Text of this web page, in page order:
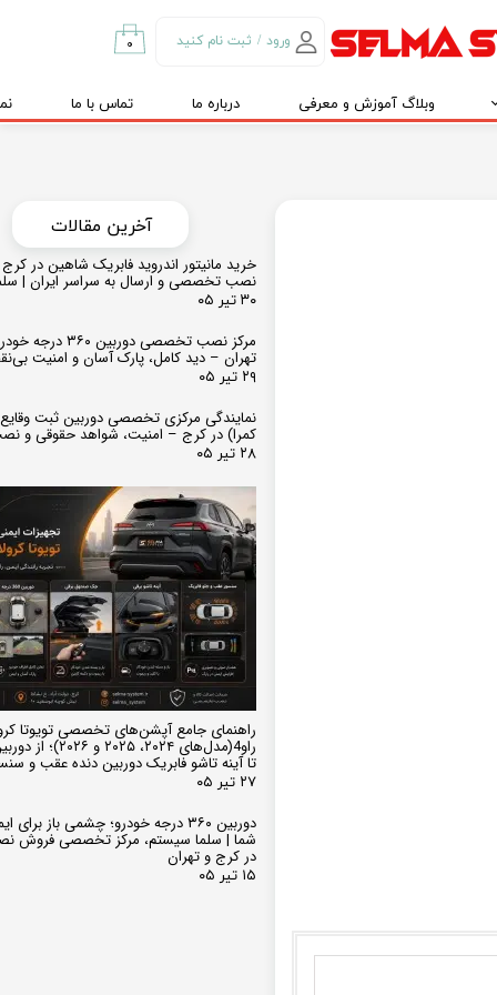
ورود / ثبت نام کنید
تغییر گذر واژه
۰
وبلاگ آموزش و معرفی درباره ما تماس با ما
خرید مانیتور اندروید فابریک شاهین در
نصب تخصصی و ارسال به سراسر ایران |
۳۰ تیر ۰۵
مرکز نصب تخصصی
تهران – دید کامل، پارک آسان و امنیت
۲۹ تیر ۰۵
نمایندگی مرکزی تخصصی دوربین ثبت
کمرا) در کرج – امنیت، شواهد حقوقی و
۲۸ تیر ۰۵
راهنمای جامع آپشن‌های تخصصی تویوتا
تا آینه تاشو فابریک دوربین دنده عقب و
۲۷ تیر ۰۵
دوربین ۳۶۰ درجه خودرو؛ چشمی باز
شما | سلما سیستم، مرکز تخصصی فروش
در کرج و تهران
۱۵ تیر ۰۵
​​آخرین مقالات